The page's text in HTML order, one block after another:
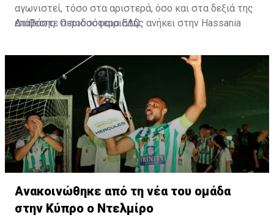
αγωνιστεί, τόσο στα αριστερά, όσο και στα δεξιά της
επίθεσης. Ο ποδοσφαιριστής ανήκει στην Hassania
Διαβάστε περισσότεραΕΔΩ.
Ανακοινώθηκε από τη νέα του ομάδα
στην Κύπρο ο Ντελμίρο